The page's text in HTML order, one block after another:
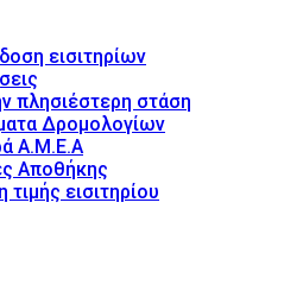
εισιτηρίων
πλησιέστερη στάση
Δρομολογίων
Α.Μ.Ε.Α
Αποθήκης
εισιτηρίου